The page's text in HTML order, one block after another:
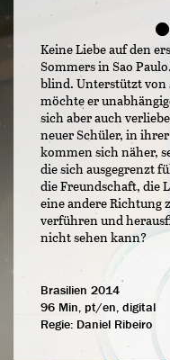
Keine Liebe auf den
Sommers in Sao
blind. Unterstützt von
möchte er
sich aber auch
neuer Schüler, in ihrer
kommen sich näher,
die sich ausgegrenzt
die Freundschaft, die
eine andere Richtung
verführen und
nicht sehen kann?
Brasilien 2014
96 Min, pt/en, digital
Regie: Daniel Ribeiro